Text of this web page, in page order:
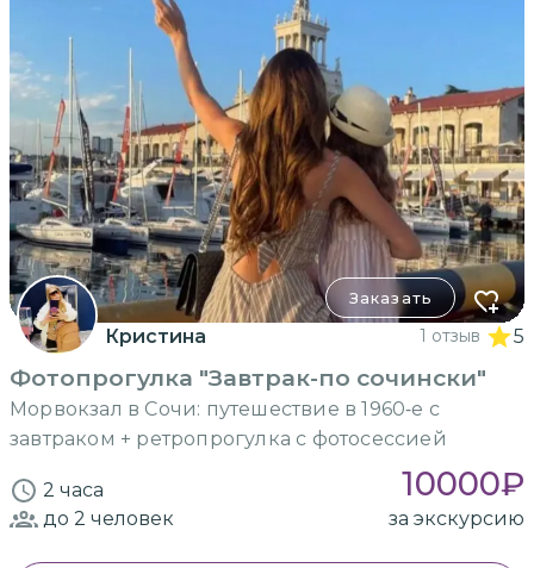
Заказать
Кристина 1 отзыв 5
Фотопрогулка "Завтрак-по сочински"
Морвокзал в Сочи: путешествие в 1960‑е с
завтраком + ретропрогулка с фотосессией
2 часа 10000₽
до 2 человек за экскурсию